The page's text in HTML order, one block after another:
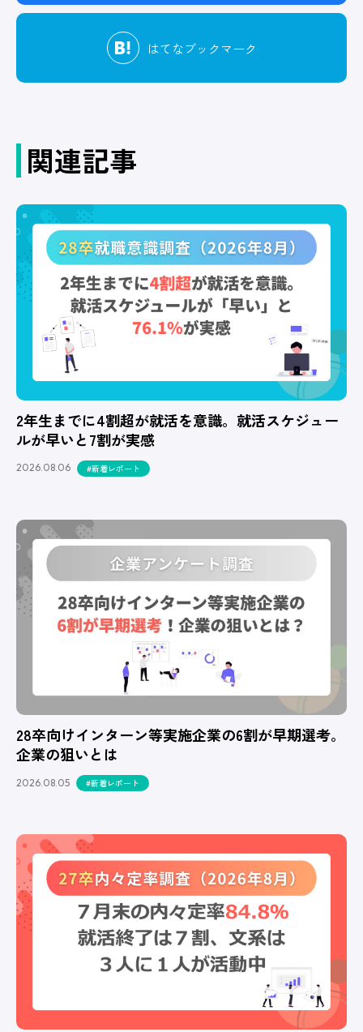
はてなブックマーク
関連記事
2年生までに4割超が就活を意識。就活スケジュー
ルが早いと7割が実感
2026.08.06 #新着レポート
28卒向けインターン等実施企業の6割が早期選考。
企業の狙いとは
2026.08.05 #新着レポート